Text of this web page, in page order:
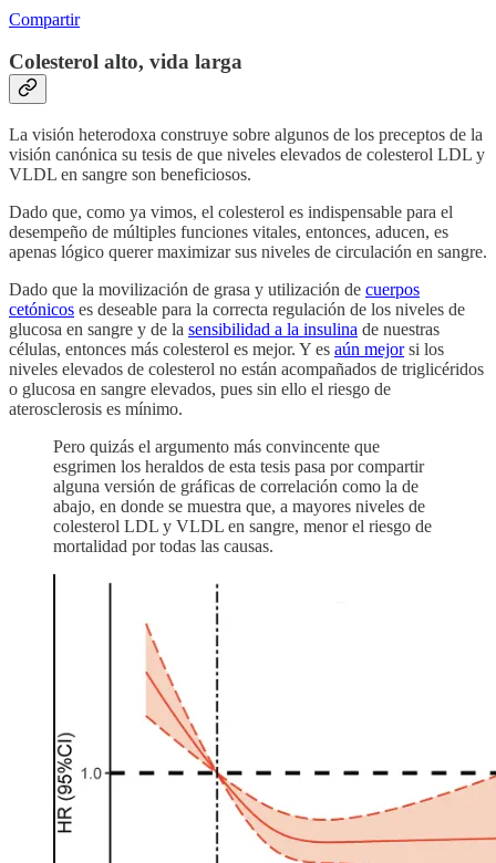
Compartir
Colesterol alto, vida larga
La visión heterodoxa construye sobre algunos de los preceptos de la
visión canónica su tesis de que niveles elevados de colesterol LDL y
VLDL en sangre son beneficiosos.
Dado que, como ya vimos, el colesterol es indispensable para el
desempeño de múltiples funciones vitales, entonces, aducen, es
apenas lógico querer maximizar sus niveles de circulación en sangre.
Dado que la movilización de grasa y utilización de cuerpos
cetónicos es deseable para la correcta regulación de los niveles de
glucosa en sangre y de la sensibilidad a la insulina de nuestras
células, entonces más colesterol es mejor. Y es aún mejorsi los
niveles elevados de colesterol no están acompañados de triglicéridos
o glucosa en sangre elevados, pues sin ello el riesgo de
aterosclerosis es mínimo.
Pero quizás el argumento más convincente que
esgrimen los heraldos de esta tesis pasa por compartir
alguna versión de gráficas de correlación como la de
abajo, en donde se muestra que, a mayores niveles de
colesterol LDL y VLDL en sangre, menor el riesgo de
mortalidad por todas las causas.